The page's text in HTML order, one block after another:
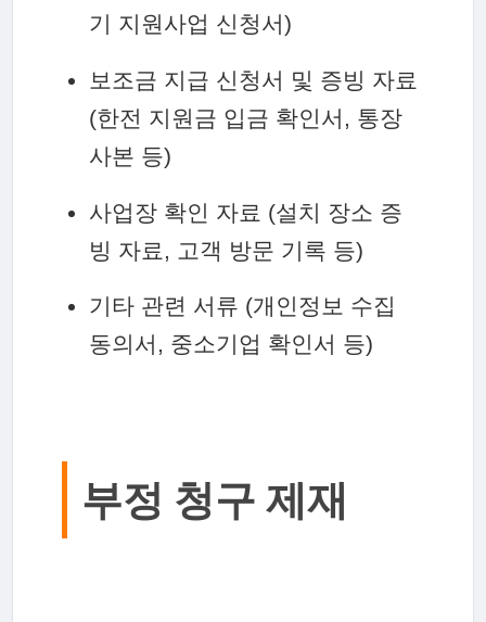
기 지원사업 신청서)
보조금 지급 신청서 및 증빙 자료
(한전 지원금 입금 확인서, 통장
사본 등)
사업장 확인 자료 (설치 장소 증
빙 자료, 고객 방문 기록 등)
기타 관련 서류 (개인정보 수집
동의서, 중소기업 확인서 등)
부정 청구 제재